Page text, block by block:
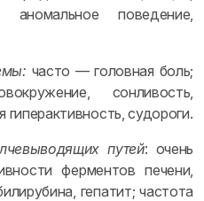
поведение,
часто — головная боль;
сонливость,
судороги.
путей: очень
ферментов печени,
гепатит; частота